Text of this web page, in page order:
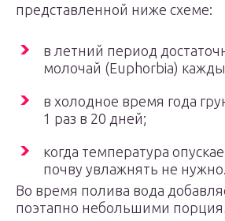
представленной ниже схеме:
в летний период
молочай (Euphorbia)
в холодное время года
1 раз в 20 дней;
когда температура
почву увлажнять не нужно.
Во время полива вода
поэтапно небольшими